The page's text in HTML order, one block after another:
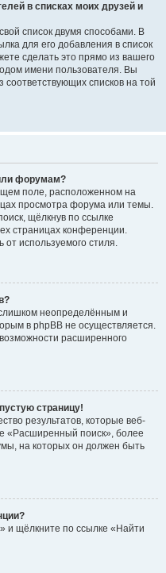
в списках моих друзей и
список двумя способами. В
для его добавления в список
сделать это прямо из вашего
имени пользователя. Вы
списков на той
форумам?
поле, расположенном на
просмотра форума или темы.
щёлкнув по ссылке
страницах конференции.
от используемого стиля.
неопределённым и
в phpBB не осуществляется.
расширенного
страницу!
результатов, которые веб-
«Расширенный поиск», более
на которых он должен быть
и щёлкните по ссылке «Найти